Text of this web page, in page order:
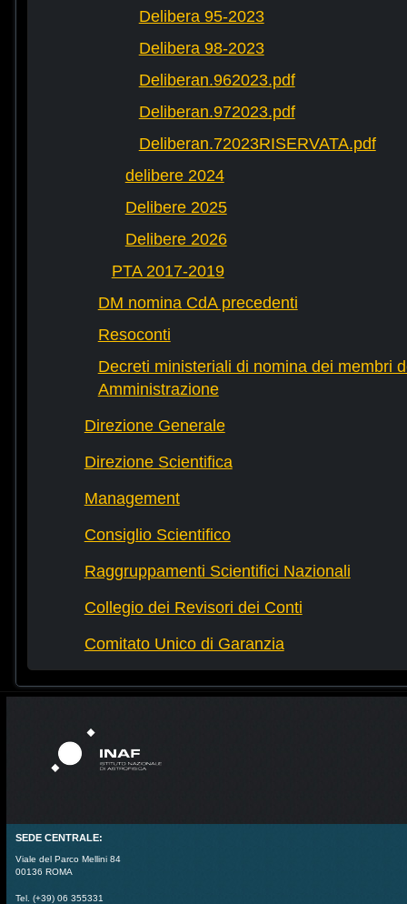
Delibera 95-2023
Delibera 98-2023
Deliberan.962023.pdf
Deliberan.972023.pdf
Deliberan.72023RISERVATA.pdf
delibere 2024
Delibere 2025
Delibere 2026
PTA 2017-2019
DM nomina CdA precedenti
Resoconti
Decreti ministeriali di nomina dei membri
Amministrazione
Direzione Generale
Direzione Scientifica
Management
Consiglio Scientifico
Raggruppamenti Scientifici Nazionali
Collegio dei Revisori dei Conti
Comitato Unico di Garanzia
SEDE CENTRALE:
Viale del Parco Mellini 84
00136 ROMA
Tel. (+39) 06 355331